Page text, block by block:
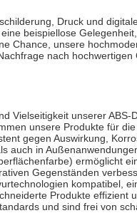
Druck und
beispiellose
Chance, unsere
nach
Vielseitigkeit unserer
unsere Produkte für
gegen Auswirkung,
auch in
ermöglicht
Gegenständen
kompatibel,
Produkte effizient
und sind frei von